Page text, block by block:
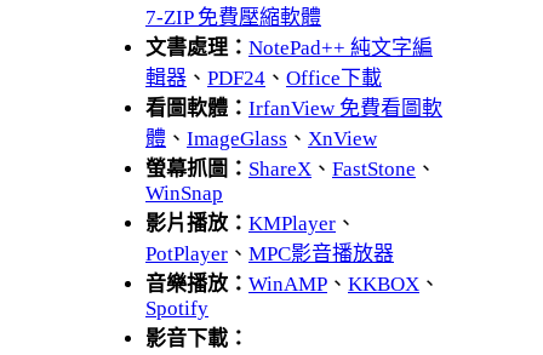
7-ZIP 免費壓縮軟體
文書處理： NotePad++ 純文字編
輯器 、 PDF24 、 Office下載
看圖軟體： IrfanView 免費看圖軟
體 、 ImageGlass 、 XnView
螢幕抓圖： ShareX 、 FastStone 、
WinSnap
影片播放： KMPlayer 、
PotPlayer 、 MPC影音播放器
音樂播放： WinAMP 、 KKBOX 、
Spotify
影音下載：